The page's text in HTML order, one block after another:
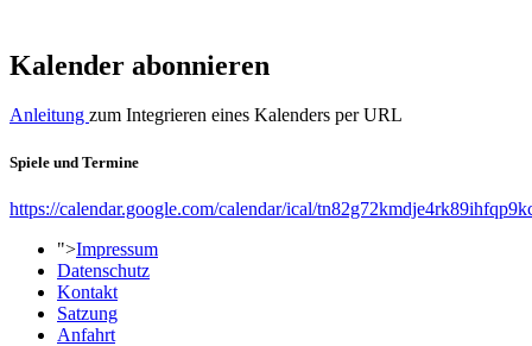
Kalender abonnieren
Anleitung zum Integrieren eines Kalenders per URL
Spiele und Termine
https://calendar.google.com/calendar/ical/
">Impressum
Datenschutz
Kontakt
Satzung
Anfahrt